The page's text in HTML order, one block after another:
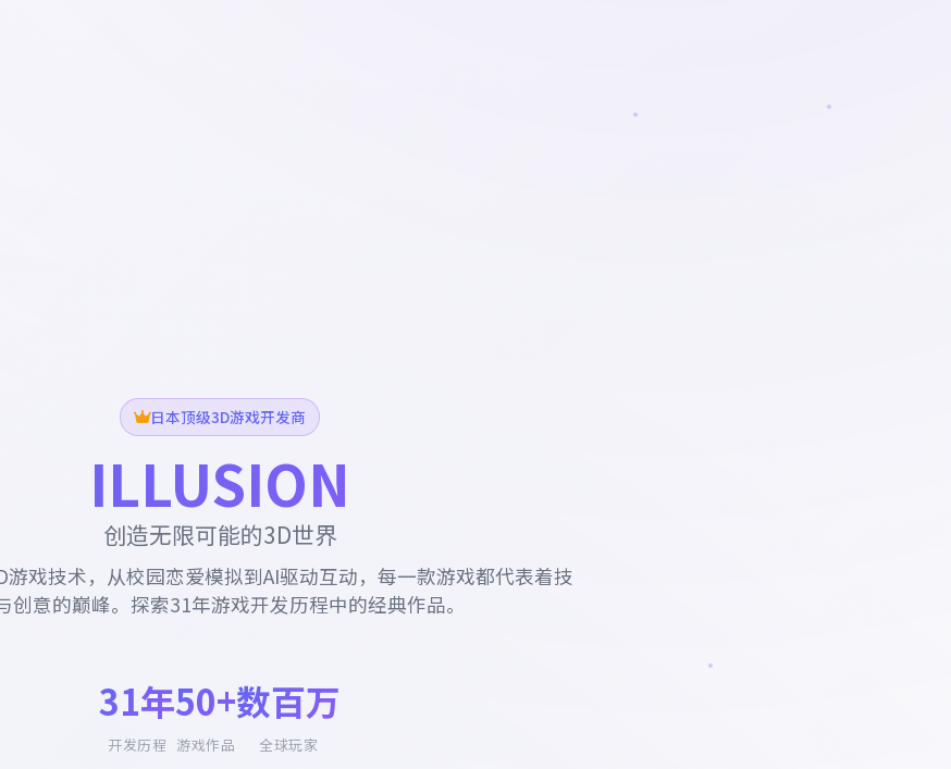
日本顶级3D游戏开发商
ILLUSION
创造无限可能的3D世界
游戏技术，从校园恋爱模拟到AI驱动互动，每一款游戏都代表着技
创意的巅峰。探索31年游戏开发历程中的经典作品。
31年
开发历程
50+
游戏作品
数百万
全球玩家